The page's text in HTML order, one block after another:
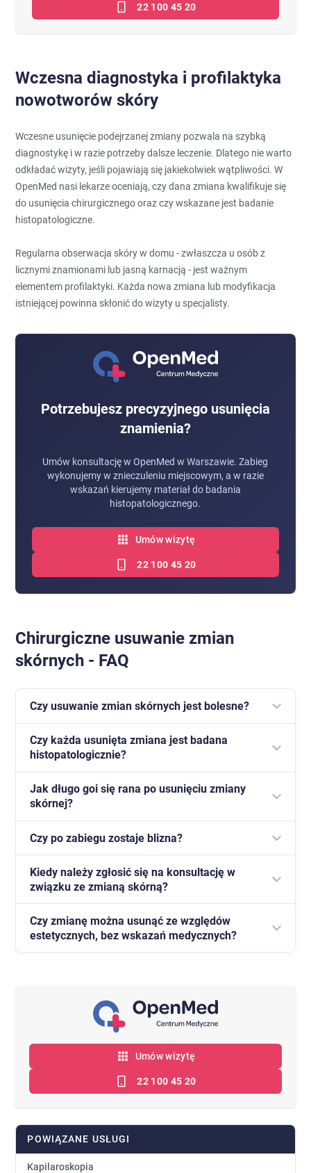
22 100 45 20
Wczesna diagnostyka i profilaktyka
nowotworów skóry
Wczesne usunięcie podejrzanej zmiany pozwala na szybką
diagnostykę i w razie potrzeby dalsze leczenie. Dlatego nie warto
odkładać wizyty, jeśli pojawiają się jakiekolwiek wątpliwości. W
OpenMed nasi lekarze oceniają, czy dana zmiana kwalifikuje się
do usunięcia chirurgicznego oraz czy wskazane jest badanie
histopatologiczne.
Regularna obserwacja skóry w domu - zwłaszcza u osób z
licznymi znamionami lub jasną karnacją - jest ważnym
elementem profilaktyki. Każda nowa zmiana lub modyfikacja
istniejącej powinna skłonić do wizyty u specjalisty.
Potrzebujesz precyzyjnego usunięcia
znamienia?
Umów konsultację w OpenMed w Warszawie. Zabieg
wykonujemy w znieczuleniu miejscowym, a w razie
wskazań kierujemy materiał do badania
histopatologicznego.
Umów wizytę
22 100 45 20
Chirurgiczne usuwanie zmian
skórnych - FAQ
Czy usuwanie zmian skórnych jest bolesne?
Zabieg wykonywany jest w znieczuleniu miejscowym,
dlatego pacjent nie odczuwa bólu w trakcie procedury.
Czy każda usunięta zmiana jest badana
histopatologicznie?
W większości przypadków tak, szczególnie gdy
istnieje jakiekolwiek podejrzenie zmiany o
Jak długo goi się rana po usunięciu zmiany
skórnej?
Zwykle od kilku dni do kilku tygodni, w zależności od
wielkości zmiany i miejsca zabiegu.
Czy po zabiegu zostaje blizna?
Może pozostać niewielka blizna, jednak jej wygląd
zależy od wielu czynników, w tym od lokalizacji
Kiedy należy zgłosić się na konsultację w
związku ze zmianą skórną?
Warto umówić wizytę, gdy zmiana powiększa się,
zmienia kolor lub kształt, zaczyna krwawić, swędzieć
Czy zmianę można usunąć ze względów
estetycznych, bez wskazań medycznych?
estetycznie lub mechanicznie - np. ocierają się o
Umów wizytę
22 100 45 20
POWIĄZANE USŁUGI
Kapilaroskopia